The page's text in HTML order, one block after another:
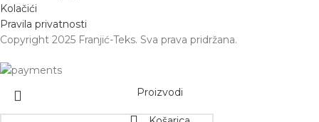
Kolačići
Pravila privatnosti
Copyright 2025 Franjić-Teks. Sva prava pridržana.
Proizvodi